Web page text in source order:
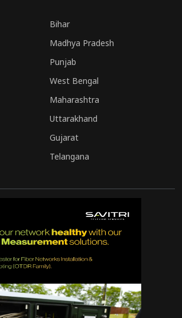
लगे सीसीटीवी फुटेज खंगाल रही
दर्ज किए जा रहे हैं।
Bihar
Madhya Pradesh
Punjab
West Bengal
Maharashtra
Uttarakhand
Gujarat
Telangana